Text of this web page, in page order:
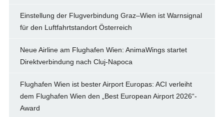
Einstellung der Flugverbindung Graz–Wien ist Warnsignal
für den Luftfahrtstandort Österreich
Neue Airline am Flughafen Wien: AnimaWings startet
Direktverbindung nach Cluj-Napoca
Flughafen Wien ist bester Airport Europas: ACI verleiht
dem Flughafen Wien den „Best European Airport 2026“-
Award